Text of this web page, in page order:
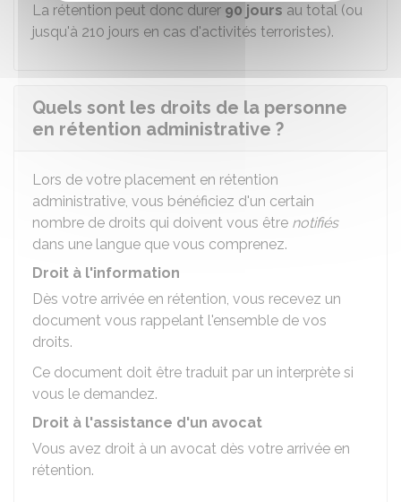
La rétention peut donc durer 90 jours au total (ou
jusqu'à 210 jours en cas d'activités terroristes).
Quels sont les droits de la personne
en rétention administrative ?
Lors de votre placement en rétention
administrative, vous bénéficiez d'un certain
nombre de droits qui doivent vous être notifiés
dans une langue que vous comprenez.
Droit à l'information
Dès votre arrivée en rétention, vous recevez un
document vous rappelant l'ensemble de vos
droits.
Ce document doit être traduit par un interprète si
vous le demandez.
Droit à l'assistance d'un avocat
Vous avez droit à un avocat dès votre arrivée en
rétention.